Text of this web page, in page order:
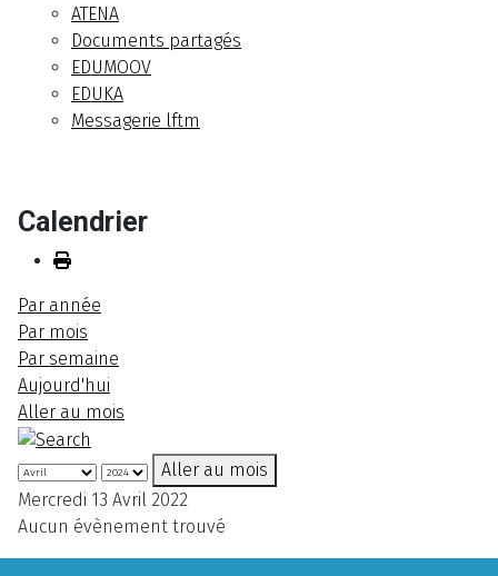
ATENA
Documents partagés
EDUMOOV
EDUKA
Messagerie lftm
Calendrier
Par année
Par mois
Par semaine
Aujourd'hui
Aller au mois
Aller au mois
Mercredi 13 Avril 2022
Aucun évènement trouvé